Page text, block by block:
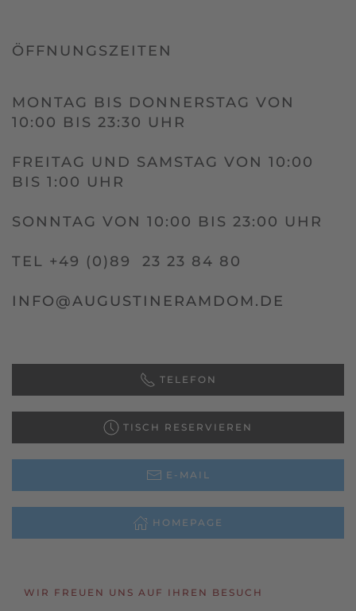
ÖFFNUNGSZEITEN
MONTAG BIS DONNERSTAG VON
10:00 BIS 23:30 UHR
FREITAG UND SAMSTAG VON 10:00
BIS 1:00 UHR
SONNTAG VON 10:00 BIS 23:00 UHR
TEL +49 (0)89 23 23 84 80
INFO@AUGUSTINERAMDOM.DE
TELEFON
TISCH RESERVIEREN
E-MAIL
HOMEPAGE
WIR FREUEN UNS AUF IHREN BESUCH